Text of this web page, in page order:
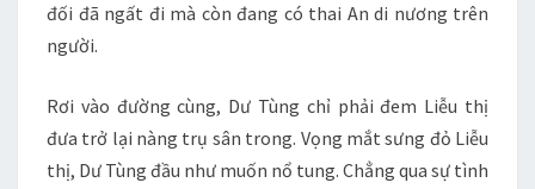
đối đã ngất đi mà còn đang có thai An di nương trên
người.
Rơi vào đường cùng, Dư Tùng chỉ phải đem Liễu thị
đưa trở lại nàng trụ sân trong. Vọng mắt sưng đỏ Liễu
thị, Dư Tùng đầu như muốn nổ tung. Chẳng qua sự tình